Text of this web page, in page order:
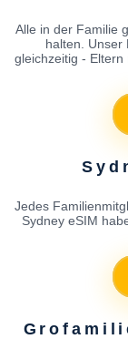
Alle in der Familie
halten. Unser
gleichzeitig - Eltern
Jedes
Sydney eSIM